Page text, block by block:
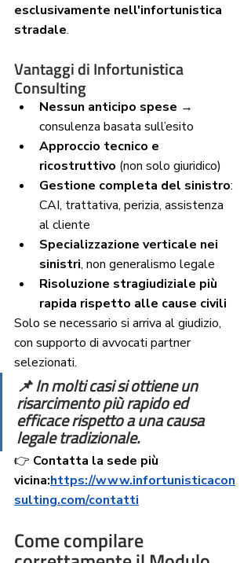
esclusivamente nell'infortunistica
stradale.
Vantaggi di Infortunistica
Consulting
Nessun anticipo spese →
consulenza basata sull’esito
Approccio tecnico e
ricostruttivo (non solo giuridico)
Gestione completa del sinistro:
CAI, trattativa, perizia, assistenza
al cliente
Specializzazione verticale nei
sinistri, non generalismo legale
Risoluzione stragiudiziale più
rapida rispetto alle cause civili
Solo se necessario si arriva al giudizio,
con supporto di avvocati partner
selezionati.
📌 In molti casi si ottiene un
risarcimento più rapido ed
efficace rispetto a una causa
legale tradizionale.
👉 Contatta la sede più
vicina:https://www.infortunisticacon
sulting.com/contatti
Come compilare